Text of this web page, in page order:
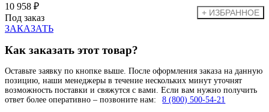
10 958 ₽
Под заказ
ЗАКАЗАТЬ
Как заказать этот товар?
Оставьте заявку по кнопке выше. После оформления заказа на данную
позицию, наши менеджеры в течение нескольких минут уточнят
возможность поставки и свяжутся с вами. Если вам нужно получить
ответ более оперативно – позвоните нам:
8 (800) 500-54-21